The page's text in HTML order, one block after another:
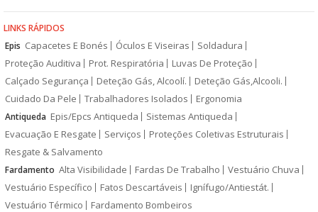
LINKS RÁPIDOS
Epis Capacetes E Bonés Óculos E Viseiras
Soldadura
Proteção Auditiva
Prot. Respiratória
Luvas De Proteção
Calçado Segurança
Deteção Gás, Alcoolí.
Deteção Gás,Alcooli.
Cuidado Da Pele
Trabalhadores Isolados Ergonomia
Antiqueda Epis/Epcs Antiqueda
Sistemas Antiqueda
Evacuação E Resgate
Serviços
Proteções Coletivas Estruturais
Resgate & Salvamento
Fardamento Alta Visibilidade Fardas De Trabalho
Vestuário Chuva
Vestuário Específico
Fatos Descartáveis
Ignífugo/Antiestát.
Vestuário Térmico
Fardamento Bombeiros